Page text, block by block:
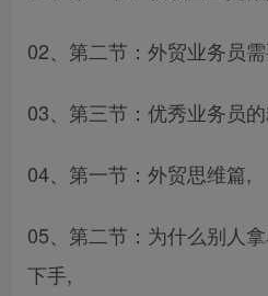
02、第二节：外贸业务员
03、第三节：优秀业务员
04、第一节：外贸思维篇,
05、第二节：为什么别人
下手,